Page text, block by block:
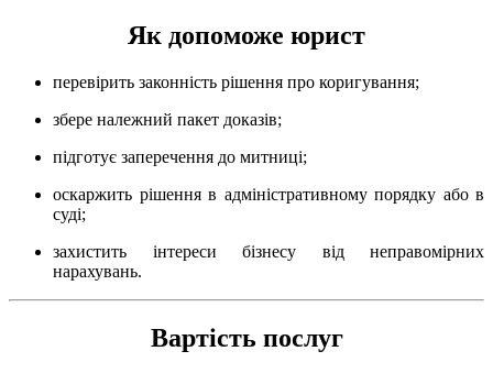
Як допоможе юрист
перевірить законність рішення про коригування;
збере належний пакет доказів;
підготує заперечення до митниці;
оскаржить рішення в адміністративному порядку або в
суді;
захистить інтереси бізнесу від неправомірних
нарахувань.
Вартість послуг